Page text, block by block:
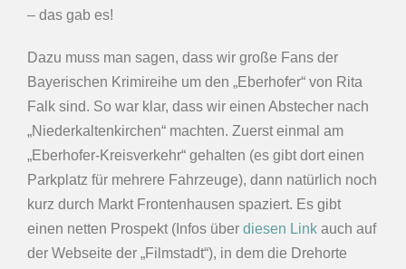
– das gab es!
Dazu muss man sagen, dass wir große Fans der
Bayerischen Krimireihe um den „Eberhofer“ von Rita
Falk sind. So war klar, dass wir einen Abstecher nach
„Niederkaltenkirchen“ machten. Zuerst einmal am
„Eberhofer-Kreisverkehr“ gehalten (es gibt dort einen
Parkplatz für mehrere Fahrzeuge), dann natürlich noch
kurz durch Markt Frontenhausen spaziert. Es gibt
einen netten Prospekt (Infos über diesen Link auch auf
der Webseite der „Filmstadt“), in dem die Drehorte